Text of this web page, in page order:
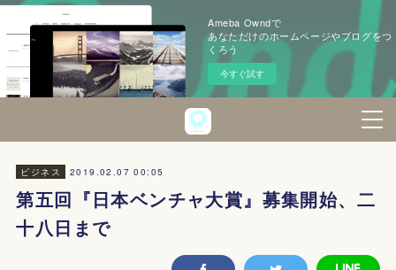
Ameba Owndで
あなただけのホームページやブログをつ
くろう
今すぐ試す
ビジネス 2019.02.07 00:05
第五回『日本ベンチャ大賞』募集開始、二
十八日まで